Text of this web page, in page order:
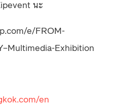
นะ
e/FROM-
Exhibition
en